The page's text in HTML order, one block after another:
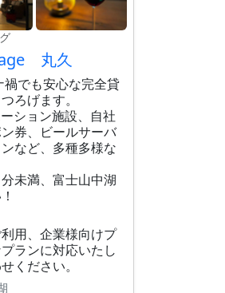
丸久
でも安心な完全貸
ろげます。
ション施設、自社
券、ビールサーバ
など、多種多様な
未満、富士山中湖
用、企業様向けプ
ランに対応いたし
ください。